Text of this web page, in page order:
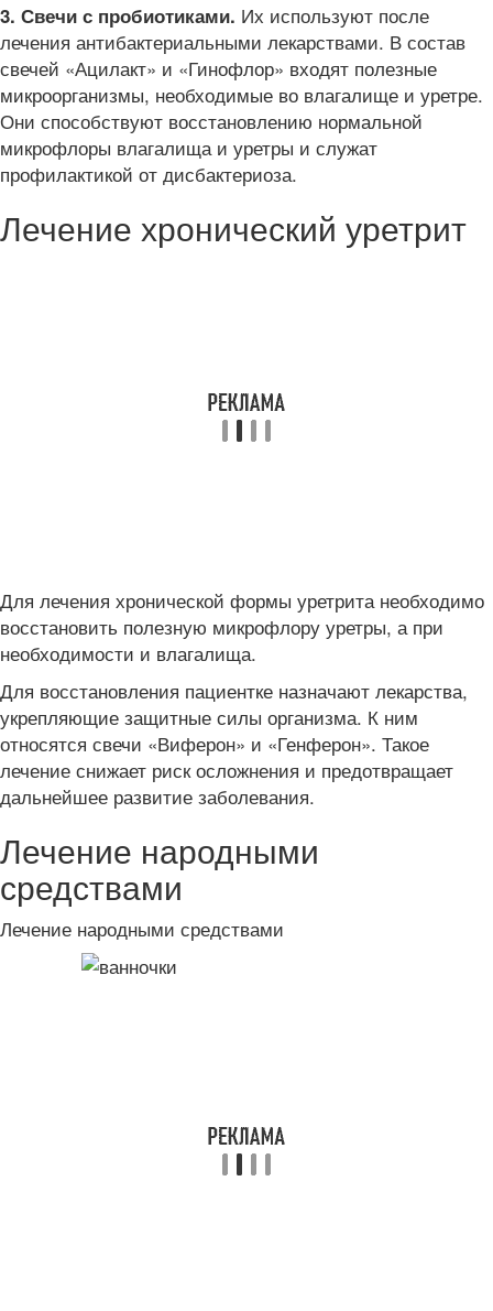
3. Свечи с пробиотиками. Их используют после
лечения антибактериальными лекарствами. В состав
свечей «Ацилакт» и «Гинофлор» входят полезные
микроорганизмы, необходимые во влагалище и уретре.
Они способствуют восстановлению нормальной
микрофлоры влагалища и уретры и служат
профилактикой от дисбактериоза.
Лечение хронический уретрит
Для лечения хронической формы уретрита необходимо
восстановить полезную микрофлору уретры, а при
необходимости и влагалища.
Для восстановления пациентке назначают лекарства,
укрепляющие защитные силы организма. К ним
относятся свечи «Виферон» и «Генферон». Такое
лечение снижает риск осложнения и предотвращает
дальнейшее развитие заболевания.
Лечение народными
средствами
Лечение народными средствами